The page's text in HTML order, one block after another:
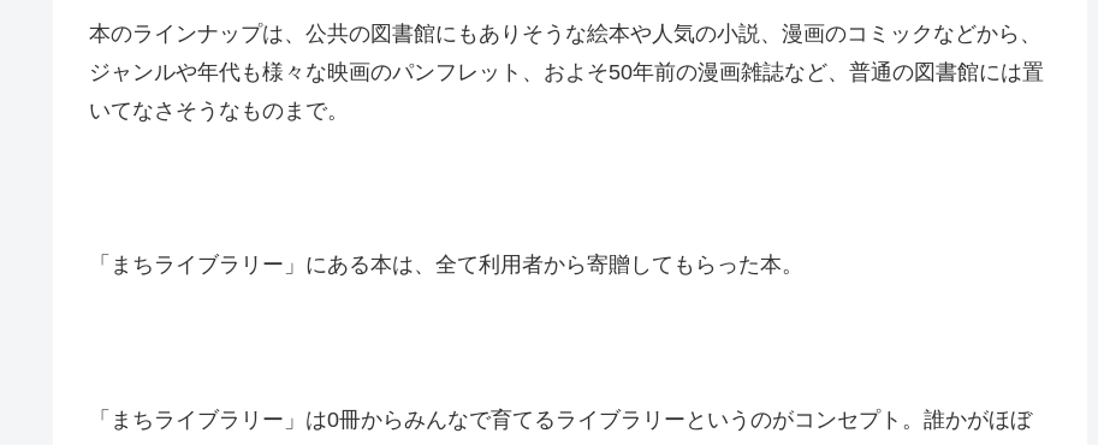
本のラインナップは、公共の図書館にもありそうな絵本や人気の小説、漫画のコミックなどから、
ジャンルや年代も様々な映画のパンフレット、およそ50年前の漫画雑誌など、普通の図書館には置
いてなさそうなものまで。
「まちライブラリー」にある本は、全て利用者から寄贈してもらった本。
「まちライブラリー」は0冊からみんなで育てるライブラリーというのがコンセプト。誰かがほぼ